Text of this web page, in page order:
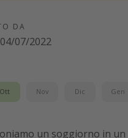
DA
04/07/2022
Ott Nov Dic Gen
un soggiorno in un